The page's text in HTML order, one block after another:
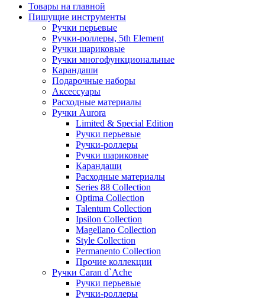
Товары на главной
Пишущие инструменты
Ручки перьевые
Ручки-роллеры, 5th Element
Ручки шариковые
Ручки многофункциональные
Карандаши
Подарочные наборы
Аксессуары
Расходные материалы
Ручки Aurora
Limited & Special Edition
Ручки перьевые
Ручки-роллеры
Ручки шариковые
Карандаши
Расходные материалы
Series 88 Collection
Optima Collection
Talentum Collection
Ipsilon Collection
Magellano Collection
Style Collection
Permanento Collection
Прочие коллекции
Ручки Caran d`Ache
Ручки перьевые
Ручки-роллеры